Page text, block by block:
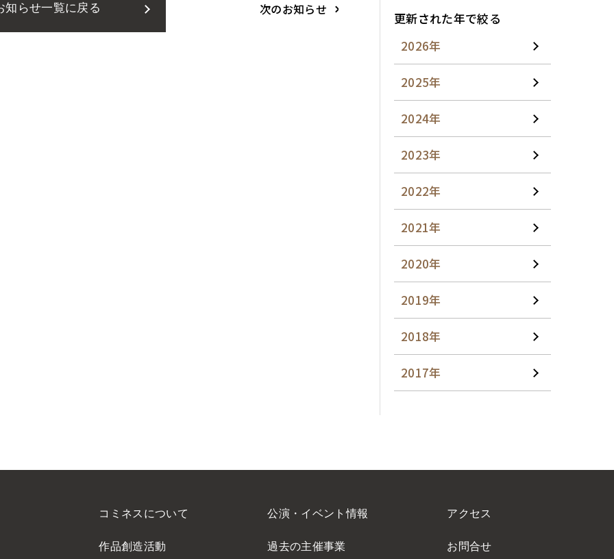
次のお知らせ
知らせ一覧に戻る
更新された年で絞る
2026年
2025年
2024年
2023年
2022年
2021年
2020年
2019年
2018年
2017年
コミネスについて
作品創造活動
公演・イベント情報
過去の主催事業
アクセス
お問合せ